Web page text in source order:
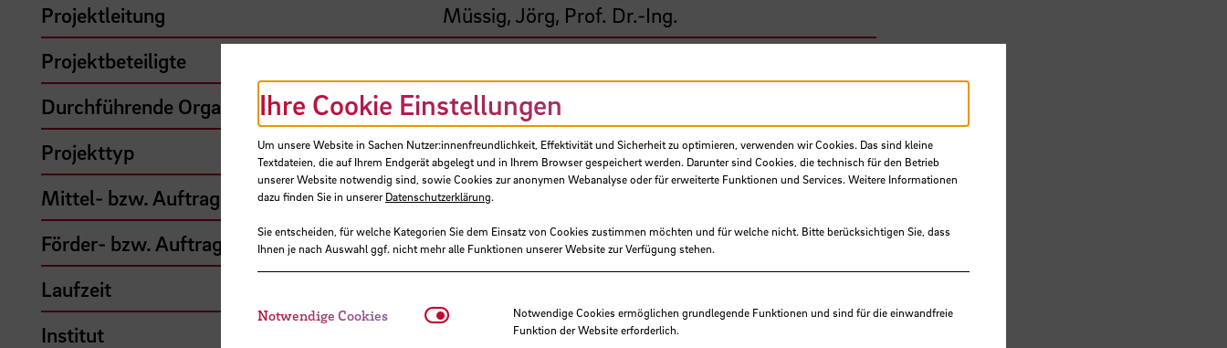
Projektleitung
Müssig, Jörg, Prof. Dr.-Ing.
Projektbeteiligte
Durchführende Organisation
Hochschule Bremen, Fakultät 5
Projekttyp
Drittmittelprojekt (Zuwendung)
Mittel- bzw. Auftragsgeber
Bundesländer, Freie Hansestadt Bremen (FHB)
Förder- bzw. Auftragssumme
99.784,31 €
Laufzeit
Institut
Bionik-Innovations-Centrum Bremen
Ihre Cookie Einstellungen
Um unsere Website in Sachen Nutzer:innenfreundlichkeit, Effektivität und Sicherheit zu optimieren, verwenden wir Cookies. Das sind kleine
Textdateien, die auf Ihrem Endgerät abgelegt und in Ihrem Browser gespeichert werden. Darunter sind Cookies, die technisch für den Betrieb
unserer Website notwendig sind, sowie Cookies zur anonymen Webanalyse oder für erweiterte Funktionen und Services. Weitere Informationen
dazu finden Sie in unsererDatenschutzerklärung.
Sie entscheiden, für welche Kategorien Sie dem Einsatz von Cookies zustimmen möchten und für welche nicht. Bitte berücksichtigen Sie, dass
Ihnen je nach Auswahl ggf. nicht mehr alle Funktionen unserer Website zur Verfügung stehen.
Notwendige Cookies Notwendige CookiesNotwendige Cookies ermöglichen grundlegende Funktionen und sind für die einwandfreie
Funktion der Website erforderlich.